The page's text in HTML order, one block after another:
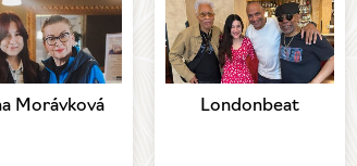
Morávková Londonbeat